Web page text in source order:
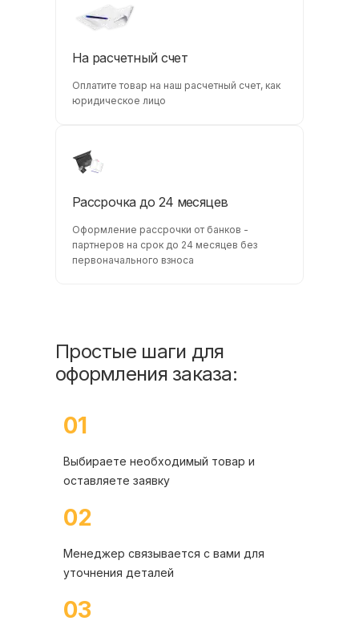
На расчетный счет
Оплатите товар на наш расчетный счет, как
юридическое лицо
Рассрочка до 24 месяцев
Оформление рассрочки от банков -
партнеров на срок до 24 месяцев без
первоначального взноса
Простые шаги для
оформления заказа:
01
Выбираете необходимый товар и
оставляете заявку
02
Менеджер связывается с вами для
уточнения деталей
03